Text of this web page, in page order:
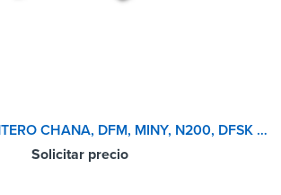
MUÑECO DELANTERO CHANA, DFM, MINY, N200, DFSK V27, FOTON 1.2, BAIC T205
Solicitar precio